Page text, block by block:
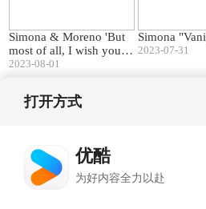
Simona & Moreno 'But
most of all, I wish you lo
ve'
2023-08-01
Simona
2023-07-31
打开方式
优酷
为好内容全力以赴